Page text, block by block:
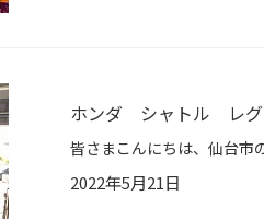
ホンダ シャトル レグ
2022年5月21日